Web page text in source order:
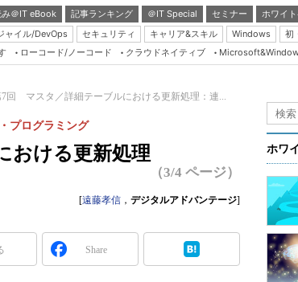
＠IT eBook 記事ランキング ＠IT Special セミナー
ホワイ
ャイル/DevOps セキュリティ キャリア&スキル Windows
初
Server & Storage
Database Expert
Master of IP Network
Security & Trust
ローコード/ノーコード クラウドネイティブ
7回 マスタ／詳細テーブルにおける更新処理：連...
おける更新処理
プログラミング
（3/4 ページ）
[遠藤孝信 ， デジタルアドバンテージ]
Share
ホワ